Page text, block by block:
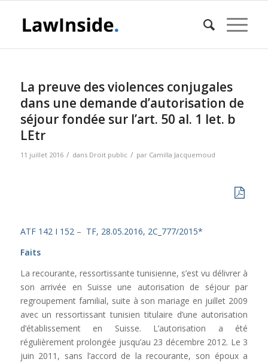
La preuve des violences conjugales
dans une demande d’autorisation de
séjour fondée sur l’art. 50 al. 1 let. b
LEtr
11 juillet 2016 / dans Droit public / par Camilla Jacquemoud
ATF 142 I 152– TF, 28.05.2016, 2C_777/2015*
Faits
La recourante, ressortissante tunisienne, s’est vu délivrer à
son arrivée en Suisse une autorisation de séjour par
regroupement familial, suite à son mariage en juillet 2009
avec un ressortissant tunisien titulaire d’une autorisation
d’établissement en Suisse. L’autorisation a été
régulièrement prolongée jusqu’au 23 décembre 2012. Le 3
juin 2011, sans l’accord de la recourante, son époux a